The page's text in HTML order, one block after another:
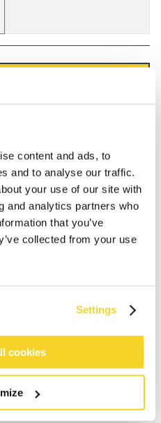
content and ads, to
and to analyse our traffic.
your use of our site with
and analytics partners who
that you’ve
collected from your use
Settings
cookies
vóór 12:00 uur
orders boven € 50,- binnen
vanaf de vouw): 84